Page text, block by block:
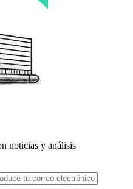
noticias y análisis